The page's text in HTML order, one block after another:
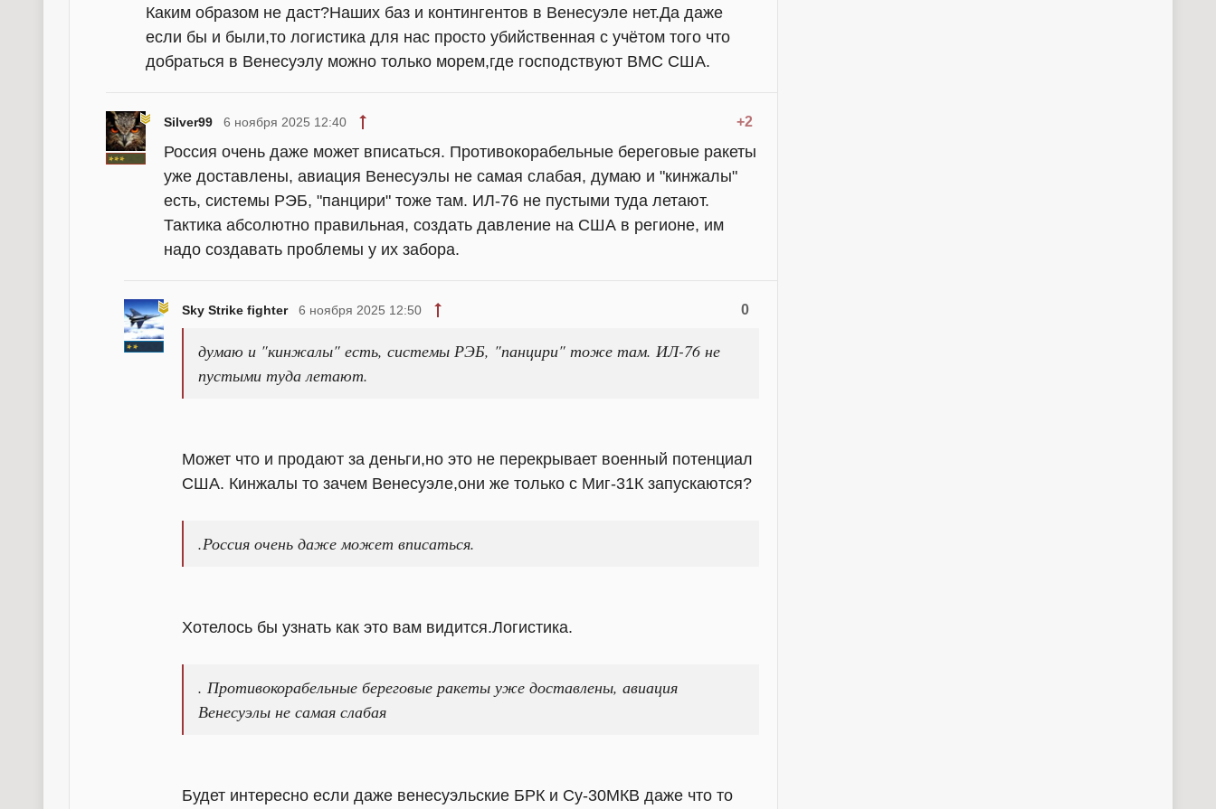
Каким образом не даст?Наших баз и контингентов в Венесуэле нет.Да даже
если бы и были,то логистика для нас просто убийственная с учётом того что
добраться в Венесуэлу можно только морем,где господствуют ВМС США.
Silver99 +2
6 ноября 2025 12:40
Россия очень даже может вписаться. Противокорабельные береговые ракеты
уже доставлены, авиация Венесуэлы не самая слабая, думаю и "кинжалы"
есть, системы РЭБ, "панцири" тоже там. ИЛ-76 не пустыми туда летают.
Тактика абсолютно правильная, создать давление на США в регионе, им
надо создавать проблемы у их забора.
Sky Strike fighter 0
6 ноября 2025 12:50
думаю и "кинжалы" есть, системы РЭБ, "панцири" тоже там. ИЛ-76 не
пустыми туда летают.
Может что и продают за деньги,но это не перекрывает военный потенциал
США. Кинжалы то зачем Венесуэле,они же только с Миг-31К запускаются?
.Россия очень даже может вписаться.
Хотелось бы узнать как это вам видится.Логистика.
. Противокорабельные береговые ракеты уже доставлены, авиация
Венесуэлы не самая слабая
Будет интересно если даже венесуэльские БРК и Су-30МКВ даже что то